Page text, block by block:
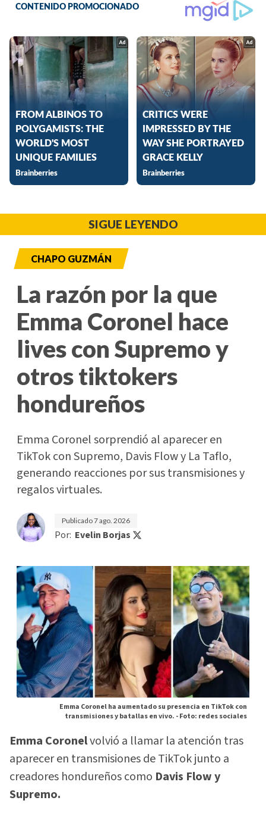
SIGUE LEYENDO
CHAPO GUZMÁN
La razón por la que
Emma Coronel hace
lives con Supremo y
otros tiktokers
hondureños
Emma Coronel sorprendió al aparecer en
TikTok con Supremo, Davis Flow y La Taflo,
generando reacciones por sus transmisiones y
regalos virtuales.
Publicado7 ago. 2026
Por: Evelin Borjas
Emma Coronel ha aumentado su presencia en TikTok con
transmisiones y batallas en vivo. -Foto: redes sociales
Emma Coronelvolvió a llamar la atención tras
aparecer en transmisiones de TikTok junto a
creadores hondureños como Davis Flow y
Supremo.